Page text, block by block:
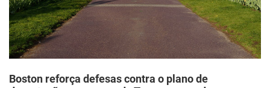
Boston reforça defesas contra o plano de